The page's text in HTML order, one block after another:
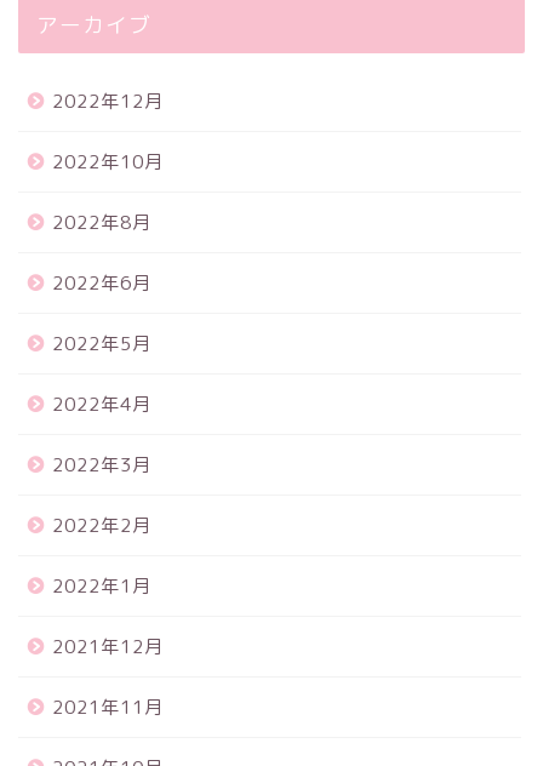
アーカイブ
2022年12月
2022年10月
2022年8月
2022年6月
2022年5月
2022年4月
2022年3月
2022年2月
2022年1月
2021年12月
2021年11月